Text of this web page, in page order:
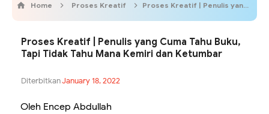
Home Proses Kreatif Proses Kreatif | Penulis yang Cuma Tahu Buku, Tapi Tidak Tahu Mana Kemiri dan Ketumbar
Proses Kreatif | Penulis yang Cuma Tahu Buku,
Tapi Tidak Tahu Mana Kemiri dan Ketumbar
DiterbitkanJanuary 18, 2022
Oleh Encep Abdullah